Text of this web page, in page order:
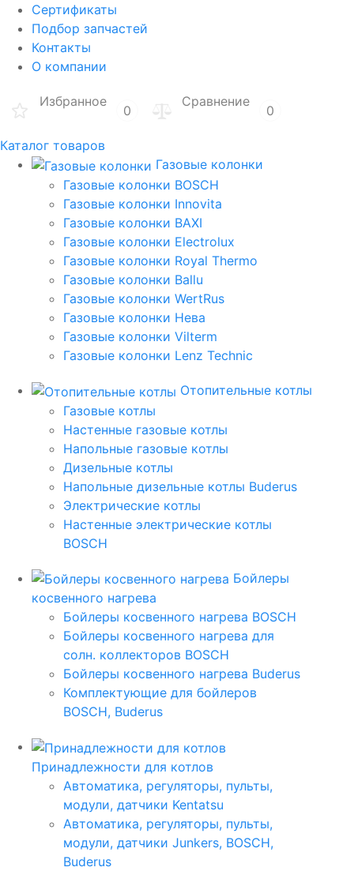
Сертификаты
Подбор запчастей
Контакты
О компании
Избранное
0
Сравнение
0
Каталог товаров
Газовые колонки
Газовые колонки BOSCH
Газовые колонки Innovita
Газовые колонки BAXI
Газовые колонки Electrolux
Газовые колонки Royal Thermo
Газовые колонки Ballu
Газовые колонки WertRus
Газовые колонки Нева
Газовые колонки Vilterm
Газовые колонки Lenz Technic
Отопительные котлы
Газовые котлы
Настенные газовые котлы
Напольные газовые котлы
Дизельные котлы
Напольные дизельные котлы Buderus
Электрические котлы
Настенные электрические котлы
BOSCH
Бойлеры
косвенного нагрева
Бойлеры косвенного нагрева BOSCH
Бойлеры косвенного нагрева для
солн. коллекторов BOSCH
Бойлеры косвенного нагрева Buderus
Комплектующие для бойлеров
BOSCH, Buderus
Принадлежности для котлов
Автоматика, регуляторы, пульты,
модули, датчики Kentatsu
Автоматика, регуляторы, пульты,
модули, датчики Junkers, BOSCH,
Buderus